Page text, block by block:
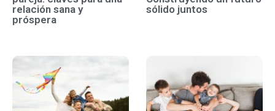
relación sana y
próspera
sólido juntos